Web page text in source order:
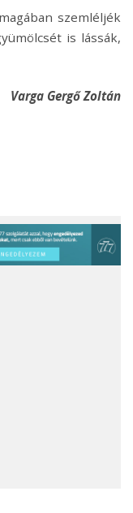
szemléljék
is lássák,
Varga Gergő Zoltán